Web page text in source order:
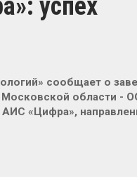
успех
сообщает о
области -
АИС «Цифра»,